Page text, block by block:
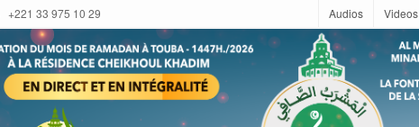
+221 33 975 10 29 Audios Videos